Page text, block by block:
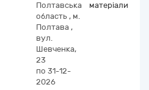
Полтавська
область , м.
Полтава ,
вул.
Шевченка,
23
по 31-12-
2026
матеріали